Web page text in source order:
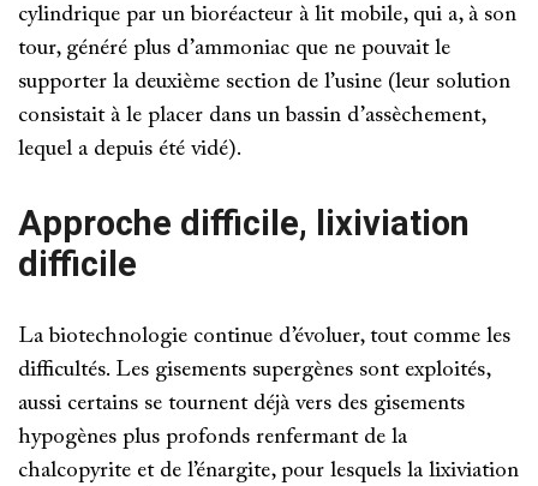
cylindrique par un bioréacteur à lit mobile, qui a, à son
tour, généré plus d’ammoniac que ne pouvait le
supporter la deuxième section de l’usine (leur solution
consistait à le placer dans un bassin d’assèchement,
lequel a depuis été vidé).
Approche difficile, lixiviation
difficile
La biotechnologie continue d’évoluer, tout comme les
difficultés. Les gisements supergènes sont exploités,
aussi certains se tournent déjà vers des gisements
hypogènes plus profonds renfermant de la
chalcopyrite et de l’énargite, pour lesquels la lixiviation